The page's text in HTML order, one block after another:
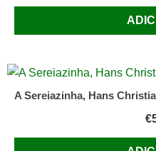
A Sereiazinha, Hans
€